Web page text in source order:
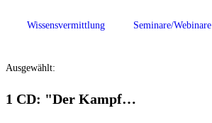
Wissensvermittlung Seminare/Webinare
Ausgewählt:
1 CD: "Der Kampf…